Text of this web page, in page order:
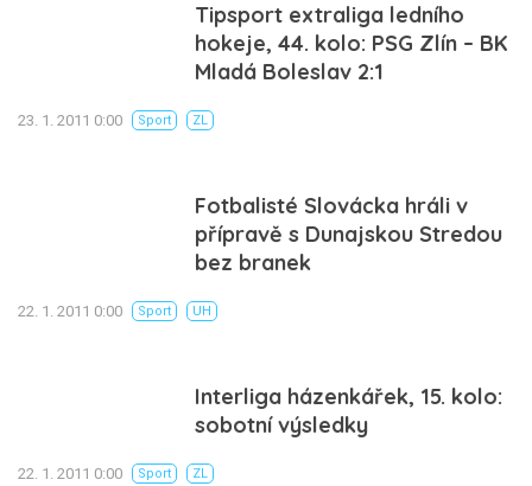
Tipsport extraliga ledního
hokeje, 44. kolo: PSG Zlín – BK
Mladá Boleslav 2:1
23. 1. 2011 0:00 Sport ZL
Fotbalisté Slovácka hráli v
přípravě s Dunajskou Stredou
bez branek
22. 1. 2011 0:00 Sport UH
Interliga házenkářek, 15. kolo:
sobotní výsledky
22. 1. 2011 0:00 Sport ZL